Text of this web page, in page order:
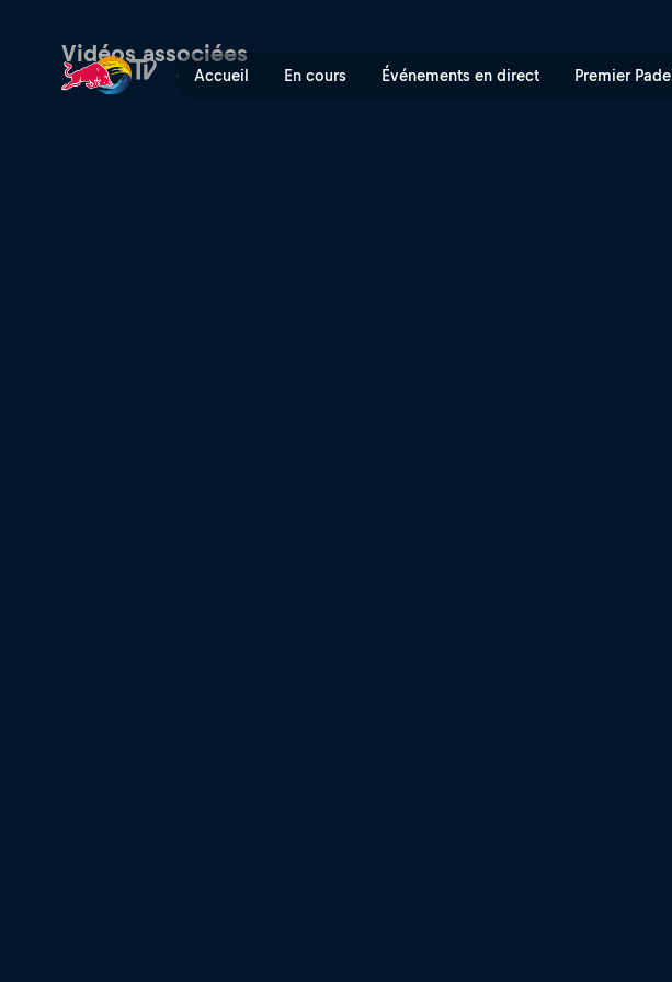
Accueil En cours Événements en direct Premier Padel
Vidéos associées